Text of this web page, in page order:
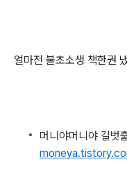
얼마전 불초소생 책한권
머니야머니야 길벗